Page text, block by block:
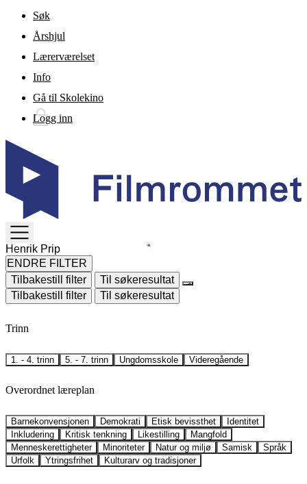
Gå til hovedinnhold
Søk
Årshjul
Lærerværelset
Info
Gå til Skolekino
Logg inn
TOGGLE
MENU
ENDRE FILTER
Tilbakestill filter
Til søkeresultat
Tilbakestill filter
Til søkeresultat
Trinn
1. - 4. trinn 5. - 7. trinn Ungdomsskole Videregående
Overordnet læreplan
Barnekonvensjonen Demokrati Etisk bevissthet
Identitet
Inkludering
Kritisk tenkning Likestilling
Mangfold
Menneskerettigheter
Minoriteter Natur og miljø Samisk
Språk
Urfolk
Ytringsfrihet Kulturarv og tradisjoner